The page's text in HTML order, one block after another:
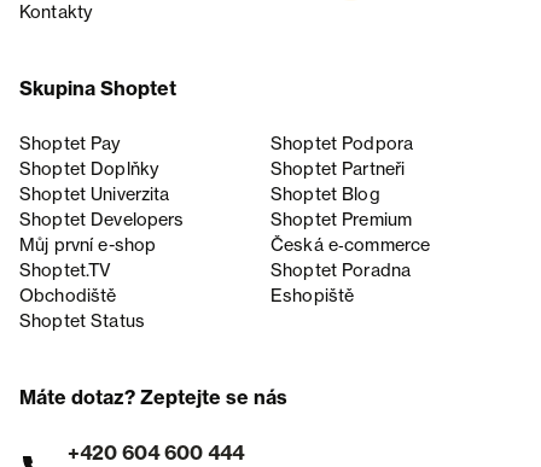
Kontakty
Skupina Shoptet
Shoptet Pay
Shoptet Podpora
Shoptet Doplňky
Shoptet Partneři
Shoptet Univerzita
Shoptet Blog
Shoptet Developers
Shoptet Premium
Můj první e-shop
Česká e‑commerce
Shoptet.TV
Shoptet Poradna
Obchodiště
Eshopiště
Shoptet Status
Máte dotaz? Zeptejte se nás
+420 604 600 444